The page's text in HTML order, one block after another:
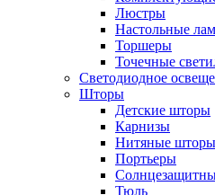
Люстры
Настольные
Торшеры
Точечные
Светодиодное
Шторы
Детские шторы
Карнизы
Нитяные шторы
Портьеры
Тюль